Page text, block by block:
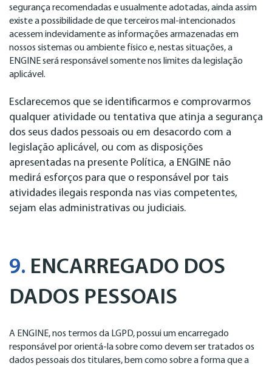
segurança recomendadas e usualmente adotadas, ainda assim
existe a possibilidade de que terceiros mal-intencionados
acessem indevidamente as informações armazenadas em
nossos sistemas ou ambiente físico e, nestas situações, a
ENGINE será responsável somente nos limites da legislação
aplicável.
Esclarecemos que se identificarmos e comprovarmos
qualquer atividade ou tentativa que atinja a segurança
dos seus dados pessoais ou em desacordo com a
legislação aplicável, ou com as disposições
apresentadas na presente Política, a ENGINE não
medirá esforços para que o responsável por tais
atividades ilegais responda nas vias competentes,
sejam elas administrativas ou judiciais.
9. ENCARREGADO DOS
DADOS PESSOAIS
A ENGINE, nos termos da LGPD, possui um encarregado
responsável por orientá-la sobre como devem ser tratados os
dados pessoais dos titulares, bem como sobre a forma que a